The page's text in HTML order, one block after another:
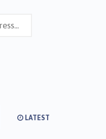
LATEST